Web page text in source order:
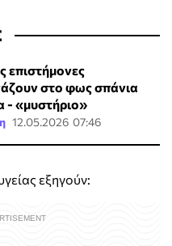
επιστήμονες
στο φως σπάνια
- «μυστήριο»
12.05.2026 07:46
εξηγούν: